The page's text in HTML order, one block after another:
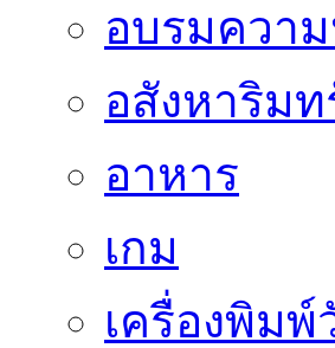
อบรมควา
อสังหาริมท
อาหาร
เกม
เครื่องพิมพ์